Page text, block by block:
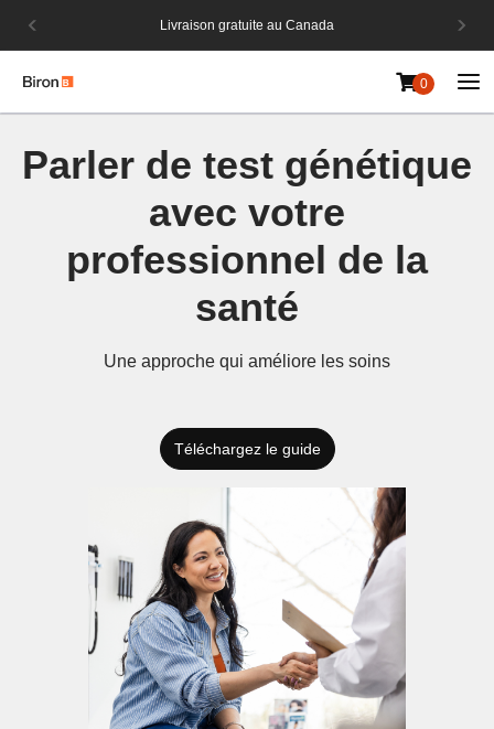
Livraison gratuite au Canada
0
au
contenu
Parler de test génétique
avec votre
professionnel de la
santé
Une approche qui améliore les soins
Téléchargez le guide